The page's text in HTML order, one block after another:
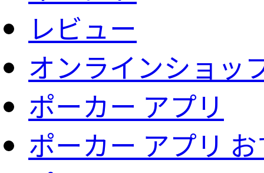
レビュー
オンラインショッ
ポーカー アプリ
ポーカー アプリ